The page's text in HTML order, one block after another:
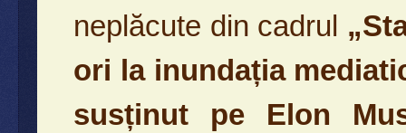
neplăcute din cadrul
ori la inundația
susținut pe Elon